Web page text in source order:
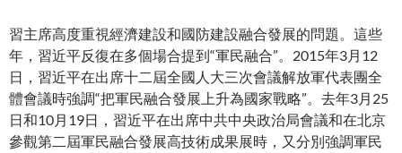
習主席高度重視經濟建設和國防建設融合發展的問題。這些
年，習近平反復在多個場合提到“軍民融合”。2015年3月12
日，習近平在出席十二屆全國人大三次會議解放軍代表團全
體會議時強調“把軍民融合發展上升為國家戰略”。去年3月25
日和10月19日，習近平在出席中共中央政治局會議和在北京
參觀第二屆軍民融合發展高技術成果展時，又分別強調軍民